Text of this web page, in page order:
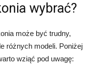
wybrać?
może być trudny,
różnych modeli. Poniżej
wziąć pod uwagę: